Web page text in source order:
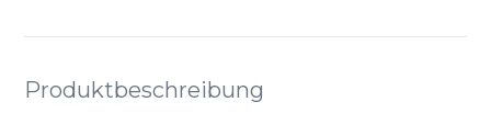
Produktbeschreibung